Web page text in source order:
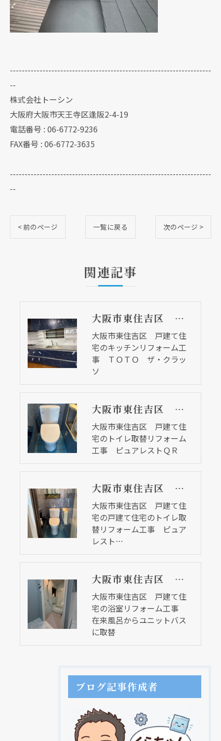
--------------------------------------------------------------------
--
株式会社トーシン
大阪府大阪市天王寺区逢阪2-4-19
電話番号 : 06-6772-9236
FAX番号 : 06-6772-3635
--------------------------------------------------------------------
--
< 前のページ 一覧に戻る 次のページ >
関連記事
大阪市東住吉区 戸建て住宅のキッチンリフォーム工事 ＴＯＴＯ ザ・クラッソ
大阪市東住吉区 戸建て住
宅のキッチンリフォーム工
事 ＴＯＴＯ ザ・クラッ
ソ
大阪市東住吉区 戸建て住宅のトイレ取替リフォーム工事 ピュアレストＱＲ
大阪市東住吉区 戸建て住
宅のトイレ取替リフォーム
工事 ピュアレストＱＲ
大阪市東住吉区 戸建て住宅の戸建て住宅のトイレ取替リフォーム工事 ピュアレストＱＲ
大阪市東住吉区 戸建て住
宅の戸建て住宅のトイレ取
替リフォーム工事 ピュア
レスト…
大阪市東住吉区 戸建て住宅の浴室リフォーム工事 在来風呂からユニットバスに取替
大阪市東住吉区 戸建て住
宅の浴室リフォーム工事
在来風呂からユニットバス
に取替
ブログ記事作成者
現在、新聞に入っている折込チラシです。
クリックでチラシのページにジャンプします
現在、新聞に入っている折込チラシです。
クリックでチラシのページにジャンプします